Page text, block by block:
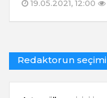
19.05.2021, 12:00
Redaktorun seçimi